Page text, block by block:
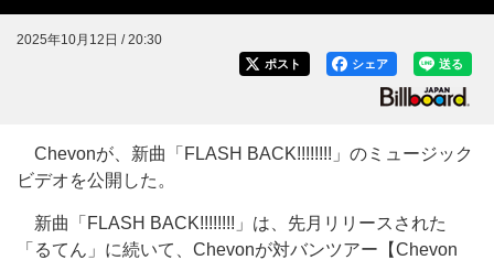
2025年10月12日 / 20:30
送る
シェア
ポスト
Chevonが、新曲「FLASH BACK!!!!!!!!」のミュージック
ビデオを公開した。
新曲「FLASH BACK!!!!!!!!」は、先月リリースされた
「るてん」に続いて、Chevonが対バンツアー【Chevon